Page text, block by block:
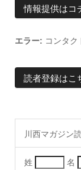
情報提供はコ
エラー: コンタク
読者登録はこ
川西マガジン
姓 名